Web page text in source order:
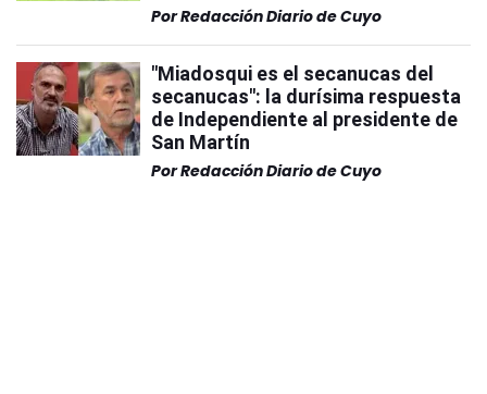
PorRedacción Diario de Cuyo
"Miadosqui es el secanucas del
secanucas": la durísima respuesta
de Independiente al presidente de
San Martín
PorRedacción Diario de Cuyo